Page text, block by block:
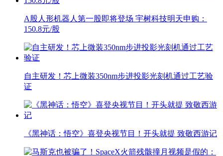
A股人形机器人第一股即将登场 宇树科技明天申购：
150.8元/股
自主研发！芯上微装350nm步进投影光刻机通过工艺验
证
《黑神话：悟空》喜登央视节目！开头就提 致敬西游记